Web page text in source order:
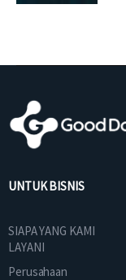
UNTUK BISNIS
SIAPA YANG KAMI
LAYANI
Perusahaan